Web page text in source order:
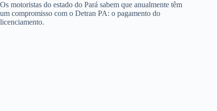
Os motoristas do estado do Pará sabem que anualmente têm
um compromisso com o Detran PA: o pagamento do
licenciamento.